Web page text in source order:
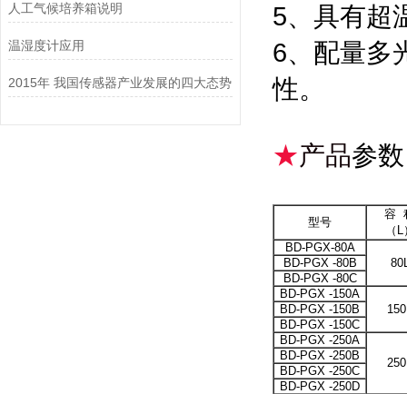
人工气候培养箱说明
温湿度计应用
2015年 我国传感器产业发展的四大态势
5、具有超
6、配量多
性。
★产品参
型号
容
（
BD-PGX-80A
BD-PGX -80B
BD-PGX -80C
BD-PGX -150A
BD-PGX -150B
BD-PGX -150C
BD-PGX -250A
BD-PGX -250B
BD-PGX -250C
BD-PGX -250D